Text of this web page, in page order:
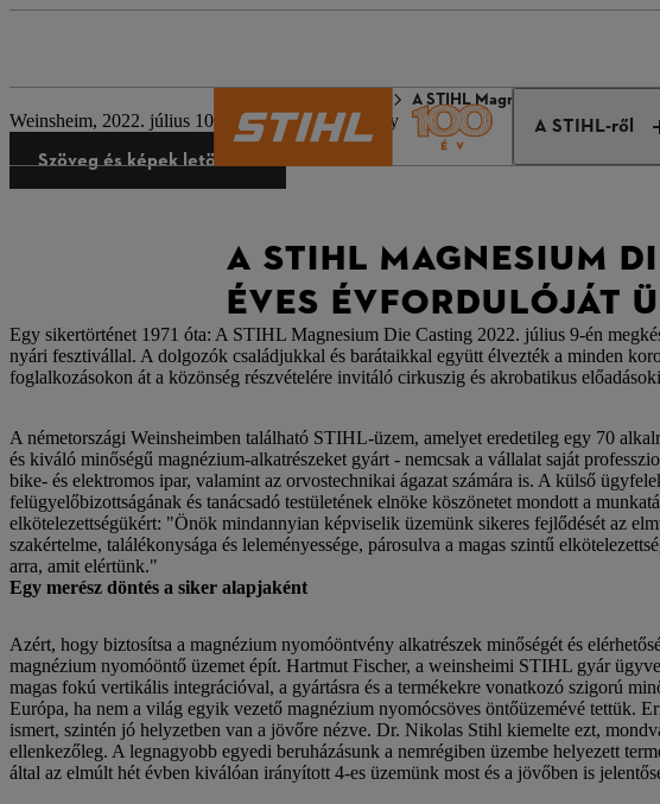
A STIHL-ről
A STIHL Magnesium Die Casting
Weinsheim, 2022. július 10. | Céges sajtóközlemény
Szöveg és képek letöltése
A STIHL MAGNESIUM
ÉVES ÉVFORDULÓJÁT
Egy sikertörténet 1971 óta: A STIHL Magnesium Die Casting 2022. július 9-én
nyári fesztivállal. A dolgozók családjukkal és barátaikkal együtt élvezték a minden
foglalkozásokon át a közönség részvételére invitáló cirkuszig és akrobatikus
A németországi Weinsheimben található STIHL-üzem, amelyet eredetileg egy 70
és kiváló minőségű magnézium-alkatrészeket gyárt - nemcsak a vállalat saját
bike- és elektromos ipar, valamint az orvostechnikai ágazat számára is. A külső
felügyelőbizottságának és tanácsadó testületének elnöke köszönetet mondott a
elkötelezettségükért: "Önök mindannyian képviselik üzemünk sikeres fejlődését az
szakértelme, találékonysága és leleményessége, párosulva a magas szintű
arra, amit elértünk."
Egy merész döntés a siker alapjaként
Azért, hogy biztosítsa a magnézium nyomóöntvény alkatrészek minőségét és
magnézium nyomóöntő üzemet épít. Hartmut Fischer, a weinsheimi STIHL gyár
magas fokú vertikális integrációval, a gyártásra és a termékekre vonatkozó szigorú
Európa, ha nem a világ egyik vezető magnézium nyomócsöves öntőüzemévé
ismert, szintén jó helyzetben van a jövőre nézve. Dr. Nikolas Stihl kiemelte ezt,
ellenkezőleg. A legnagyobb egyedi beruházásunk a nemrégiben üzembe helyezett
által az elmúlt hét évben kiválóan irányított 4-es üzemünk most és a jövőben is